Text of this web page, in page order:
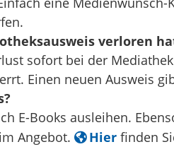
verloren
sofort bei der
Einen neuen Ausweis
E-Books ausleihen.
Angebot.
Hier finden